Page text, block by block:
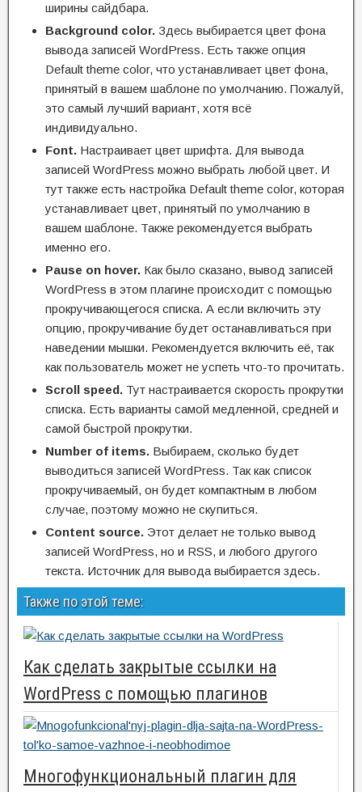
ширины сайдбара.
Background color. Здесь выбирается цвет фона
вывода записей WordPress. Есть также опция
Default theme color, что устанавливает цвет фона,
принятый в вашем шаблоне по умолчанию. Пожалуй,
это самый лучший вариант, хотя всё
индивидуально.
Font. Настраивает цвет шрифта. Для вывода
записей WordPress можно выбрать любой цвет. И
тут также есть настройка Default theme color, которая
устанавливает цвет, принятый по умолчанию в
вашем шаблоне. Также рекомендуется выбрать
именно его.
Pause on hover. Как было сказано, вывод записей
WordPress в этом плагине происходит с помощью
прокручивающегося списка. А если включить эту
опцию, прокручивание будет останавливаться при
наведении мышки. Рекомендуется включить её, так
как пользователь может не успеть что-то прочитать.
Scroll speed. Тут настраивается скорость прокрутки
списка. Есть варианты самой медленной, средней и
самой быстрой прокрутки.
Number of items. Выбираем, сколько будет
выводиться записей WordPress. Так как список
прокручиваемый, он будет компактным в любом
случае, поэтому можно не скупиться.
Content source. Этот делает не только вывод
записей WordPress, но и RSS, и любого другого
текста. Источник для вывода выбирается здесь.
Также по этой теме:
Как сделать закрытые ссылки на
WordPress с помощью плагинов
Многофункциональный плагин для